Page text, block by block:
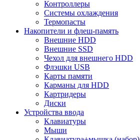
Контроллеры
Системы охлаждения
Термопасты
Накопители и флеш-память
Внешние HDD
Внешние SSD
Чехол для внешнего HDD
Флэшки USB
Карты памяти
Карманы для HDD
Картридеры
Диски
Устройства ввода
Клавиатуры
Мыши